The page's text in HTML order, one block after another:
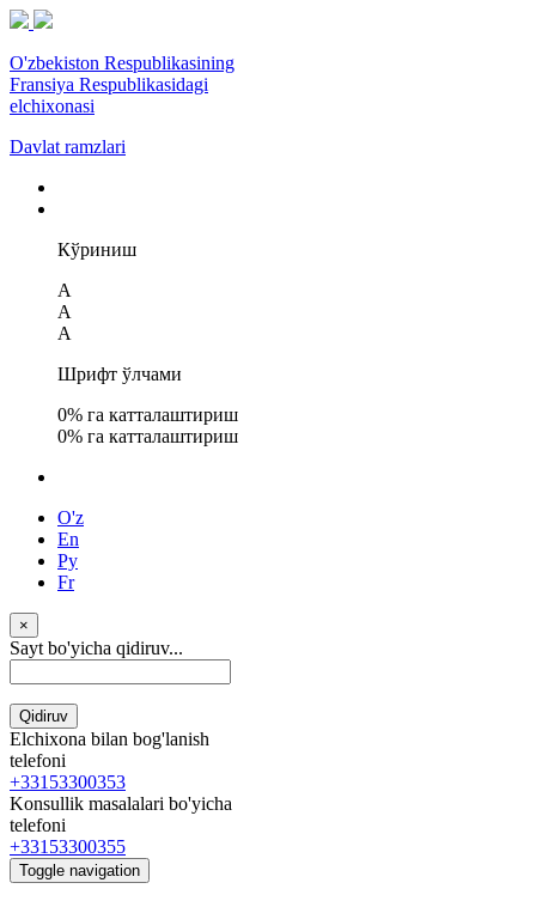
O'zbekiston Respublikasining
Fransiya Respublikasidagi
elchixonasi
Davlat ramzlari
Кўриниш
A
A
A
Шрифт ўлчами
0% га катталаштириш
0% га катталаштириш
O'z
En
Ру
Fr
×
Sayt bo'yicha qidiruv...
Qidiruv
Elchixona bilan bog'lanish
telefoni
+33153300353
Konsullik masalalari bo'yicha
telefoni
+33153300355
Toggle navigation